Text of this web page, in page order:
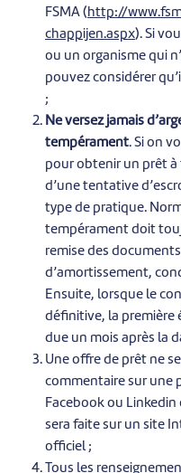
FSMA (http://
chappijen.aspx). Si
ou un organisme qui
pouvez considérer
;
Ne versez jamais
tempérament. Si on
pour obtenir un prêt à
d’une tentative
type de pratique.
tempérament doit
remise des
d’amortissement,
Ensuite, lorsque le
définitive, la première
due un mois après la
Une offre de prêt ne
commentaire sur une
Facebook ou
sera faite sur un site
officiel ;
Tous les